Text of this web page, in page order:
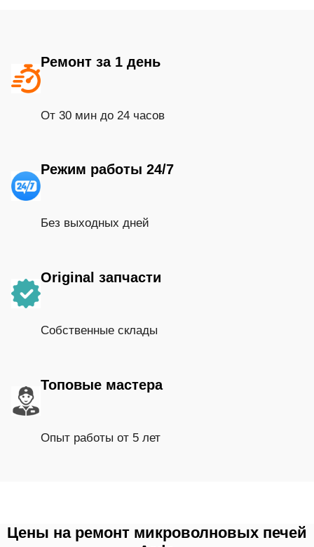
Ремонт за 1 день
От 30 мин до 24 часов
Режим работы 24/7
Без выходных дней
Original запчасти
Собственные склады
Топовые мастера
Опыт работы от 5 лет
Цены на ремонт микроволновых печей